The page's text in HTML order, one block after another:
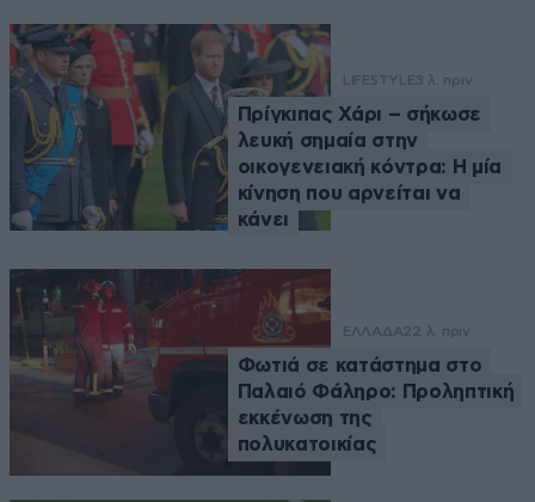
LIFESTYLE3 λ. πριν
Πρίγκιπας Χάρι – σήκωσε
λευκή σημαία στην
οικογενειακή κόντρα: Η μία
κίνηση που αρνείται να
κάνει
ΕΛΛΑΔΑ22 λ. πριν
Φωτιά σε κατάστημα στο
Παλαιό Φάληρο: Προληπτική
εκκένωση της
πολυκατοικίας